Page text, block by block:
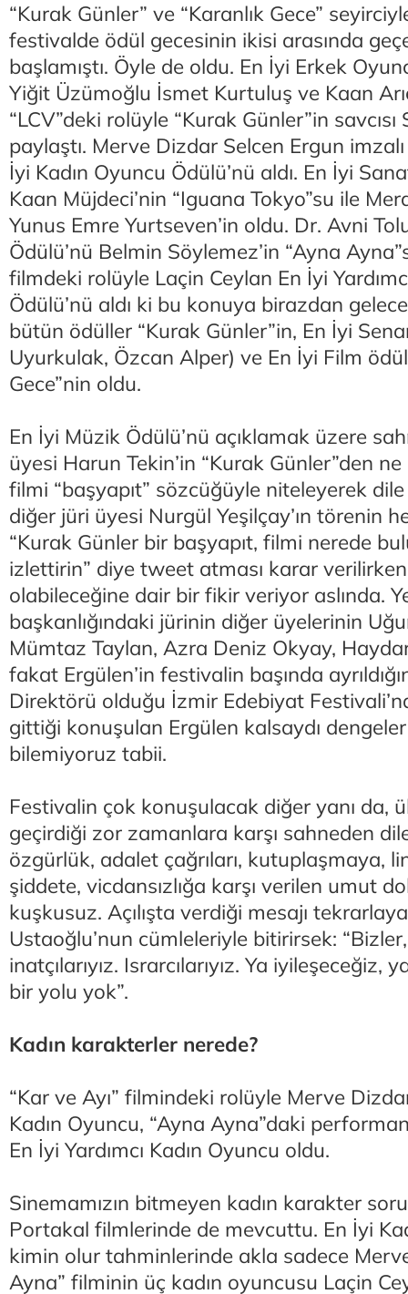
“Kurak Günler” ve “Karanlık Gece”
festivalde ödül gecesinin ikisi arasında
başlamıştı. Öyle de oldu. En İyi Erkek
Yiğit Üzümoğlu İsmet Kurtuluş ve Kaan
“LCV”deki rolüyle “Kurak Günler”in
paylaştı. Merve Dizdar Selcen Ergun imzalı
İyi Kadın Oyuncu Ödülü’nü aldı. En İyi
Kaan Müjdeci’nin “Iguana Tokyo”su ile
Yunus Emre Yurtseven’in oldu. Dr. Avni
Ödülü’nü Belmin Söylemez’in “Ayna
filmdeki rolüyle Laçin Ceylan En İyi
Ödülü’nü aldı ki bu konuya birazdan
bütün ödüller “Kurak Günler”in, En İyi
Uyurkulak, Özcan Alper) ve En İyi Film
Gece”nin oldu.
En İyi Müzik Ödülü’nü açıklamak üzere
üyesi Harun Tekin’in “Kurak Günler”den
filmi “başyapıt” sözcüğüyle niteleyerek
diğer jüri üyesi Nurgül Yeşilçay’ın törenin
“Kurak Günler bir başyapıt, filmi nerede
izlettirin” diye tweet atması karar
olabileceğine dair bir fikir veriyor aslında.
başkanlığındaki jürinin diğer üyelerinin
Mümtaz Taylan, Azra Deniz Okyay,
fakat Ergülen’in festivalin başında
Direktörü olduğu İzmir Edebiyat
gittiği konuşulan Ergülen kalsaydı dengeler
bilemiyoruz tabii.
Festivalin çok konuşulacak diğer yanı da,
geçirdiği zor zamanlara karşı sahneden
özgürlük, adalet çağrıları, kutuplaşmaya,
şiddete, vicdansızlığa karşı verilen umut
kuşkusuz. Açılışta verdiği mesajı
Ustaoğlu’nun cümleleriyle bitirirsek:
inatçılarıyız. Israrcılarıyız. Ya iyileşeceğiz,
bir yolu yok”.
Kadın karakterler nerede?
“Kar ve Ayı” filmindeki rolüyle Merve
Kadın Oyuncu, “Ayna Ayna”daki
En İyi Yardımcı Kadın Oyuncu oldu.
Sinemamızın bitmeyen kadın karakter
Portakal filmlerinde de mevcuttu. En İyi
kimin olur tahminlerinde akla sadece
Ayna” filminin üç kadın oyuncusu Laçin